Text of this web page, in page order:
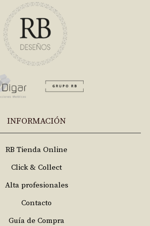
INFORMACIÓN
RB Tienda Online
Click & Collect
Alta profesionales
Contacto
Guía de Compra